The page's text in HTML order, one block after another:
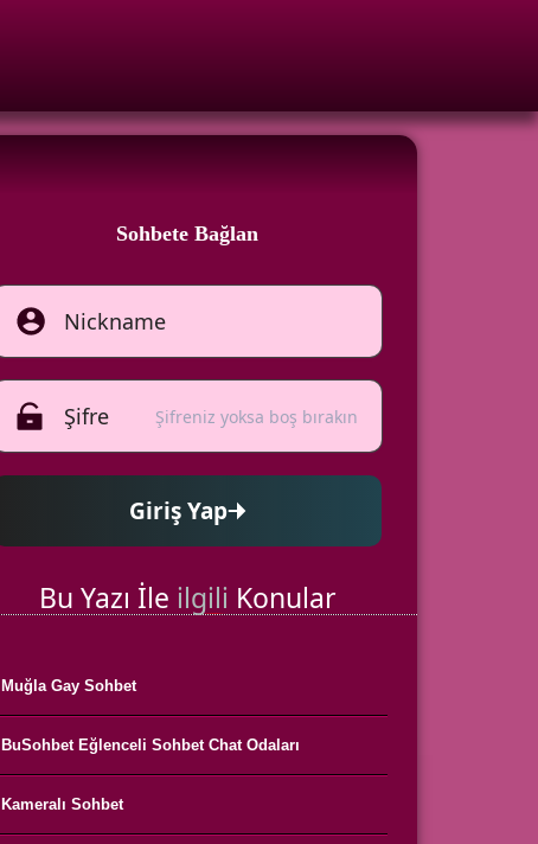
Sohbete Bağlan
Şifreniz yoksa boş bırakın
Giriş Yap
Bu Yazı İle ilgili Konular
Muğla Gay Sohbet
BuSohbet Eğlenceli Sohbet Chat Odaları
Kameralı Sohbet